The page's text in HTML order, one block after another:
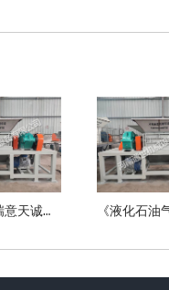
锐意进取 瑞意天诚关注实验室安全